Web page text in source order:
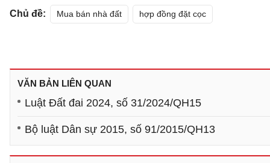
Chủ đề: Mua bán nhà đất hợp đồng đặt cọc
VĂN BẢN LIÊN QUAN
Luật Đất đai 2024, số 31/2024/QH15
Bộ luật Dân sự 2015, số 91/2015/QH13